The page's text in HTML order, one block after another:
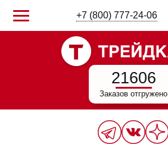
+7 (800) 777-24-06
21606
Заказов отгружено